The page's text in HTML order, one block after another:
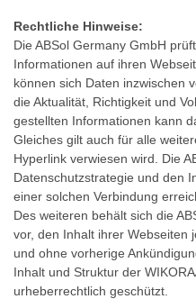
Rechtliche Hinweise:
Die ABSol Germany GmbH
Informationen auf ihren
können sich Daten inzwischen
die Aktualität, Richtigkeit und
gestellten Informationen kann
Gleiches gilt auch für alle
Hyperlink verwiesen wird. Die
Datenschutzstrategie und den
einer solchen Verbindung
Des weiteren behält sich die
vor, den Inhalt ihrer Webseiten
und ohne vorherige
Inhalt und Struktur der
urheberrechtlich geschützt.